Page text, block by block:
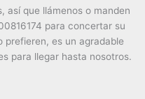
así que llámenos o manden
para concertar su
prefieren, es un agradable
para llegar hasta nosotros.